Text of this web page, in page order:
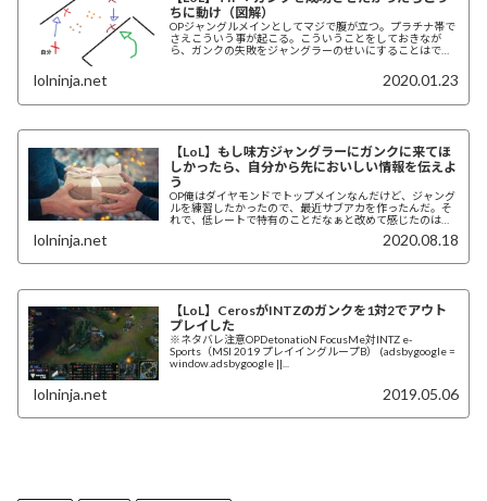
ちに動け（図解）
OPジャングルメインとしてマジで腹が立つ。プラチナ帯で
さえこういう事が起こる。こういうことをしておきなが
ら、ガンクの失敗をジャングラーのせいにすることはでき
lolninja.net 2020.01.23
【LoL】もし味方ジャングラーにガンクに来てほ
しかったら、自分から先においしい情報を伝えよ
う
OP俺はダイヤモンドでトップメインなんだけど、ジャング
ルを練習したかったので、最近サブアカを作ったんだ。そ
れで、低レートで特有のことだなぁと改めて感じたのは、
lolninja.net 2020.08.18
【LoL】CerosがINTZのガンクを1対2でアウト
プレイした
※ネタバレ注意OP DetonatioN FocusMe対INTZ e-
Sports（MSI 2019 プレイイングループB） (adsbygoogle =
window.adsbygoogle ||...
lolninja.net 2019.05.06